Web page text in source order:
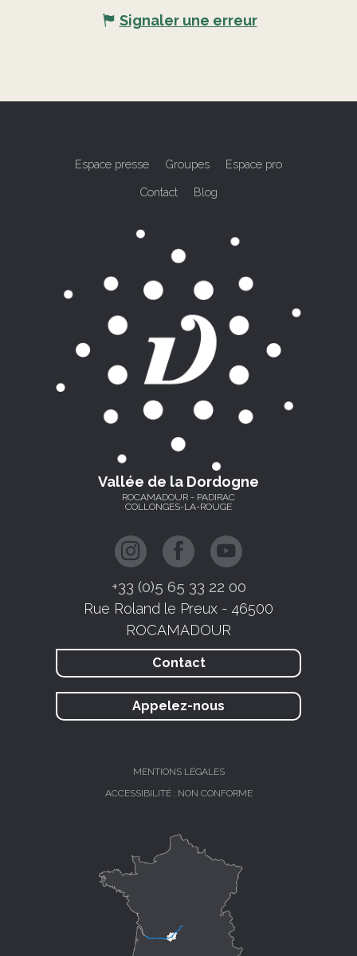
Signaler une erreur
Espace presse Groupes Espace pro
Contact Blog
Vallée de la Dordogne
ROCAMADOUR - PADIRAC
COLLONGES-LA-ROUGE
+33 (0)5 65 33 22 00
Rue Roland le Preux - 46500
ROCAMADOUR
Contact
Appelez-nous
MENTIONS LÉGALES
ACCESSIBILITÉ : NON CONFORME